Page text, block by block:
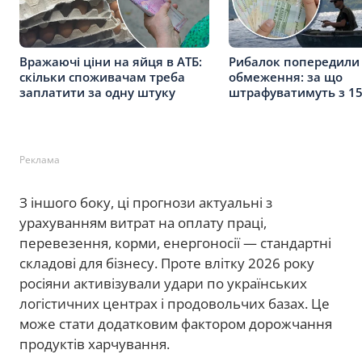
Вражаючі ціни на яйця в АТБ:
скільки споживачам треба
заплатити за одну штуку
Рибалок попередили
обмеження: за що
штрафуватимуть з
Реклама
З іншого боку, ці прогнози актуальні з
урахуванням витрат на оплату праці,
перевезення, корми, енергоносії — стандартні
складові для бізнесу. Проте влітку 2026 року
росіяни активізували удари по українських
логістичних центрах і продовольчих базах. Це
може стати додатковим фактором дорожчання
продуктів харчування.